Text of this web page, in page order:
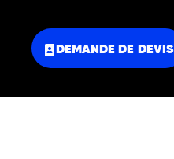
DEMANDE DE DEVIS